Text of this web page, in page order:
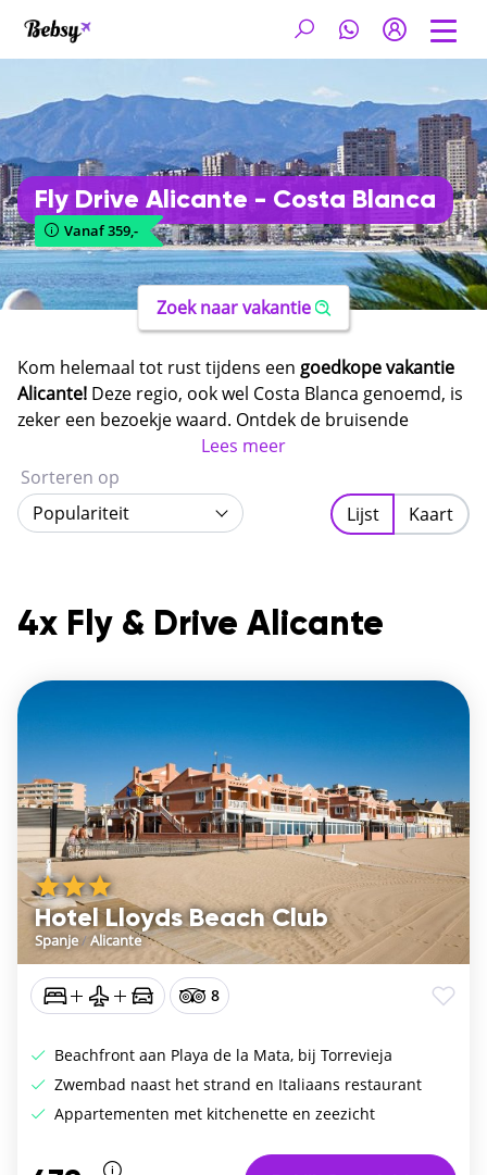
Fly Drive Alicante - Costa Blanca
Vanaf 359,-
Zoek naar vakantie
Kom helemaal tot rust tijdens een goedkope vakantie
Alicante! Deze regio, ook wel Costa Blanca genoemd, is
zeker een bezoekje waard. Ontdek de bruisende
badplaatsen met heerlijke stranden. Flaneer over een
van de prachtig aangelegde boulevards of breng een
bezoek aan een van de vele bezienswaardigheden.
Benieuwd wat je echt niet mag missen tijdens een
Lees meer
4x Fly & Drive Alicante
Hotel Lloyds Beach Club
Spanje/Alicante
8
Beachfront aan Playa de la Mata, bij Torrevieja
Zwembad naast het strand en Italiaans restaurant
Appartementen met kitchenette en zeezicht
Sorteren op
Populariteit
Lijst Kaart